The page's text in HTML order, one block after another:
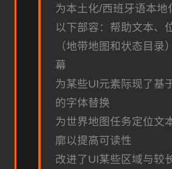
为本土化/西班牙语本地
以下部容：帮助文本、
（地带地图和状态目录
幕
为某些UI元素际现了基
的字体替换
为世界地图任务定位文
廓以提高可读性
改进了UI某些区域与较